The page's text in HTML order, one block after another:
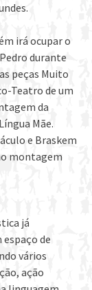
irá ocupar o
durante
peças Muito
Teatro de um
da
Mãe.
e Braskem
montagem
já
de
vários
ação